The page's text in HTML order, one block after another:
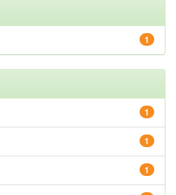
1
1
1
1